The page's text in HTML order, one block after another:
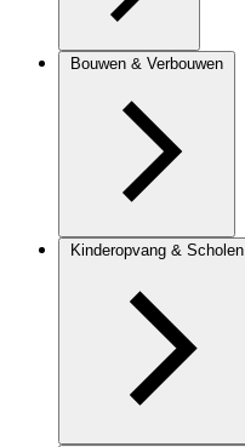
Bouwen & Verbouwen
Kinderopvang & Scholen